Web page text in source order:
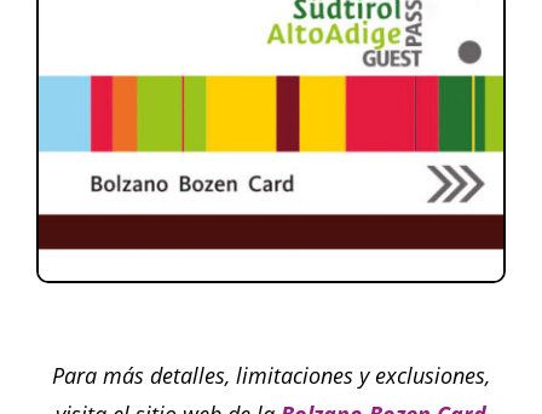
Para más detalles, limitaciones y exclusiones,